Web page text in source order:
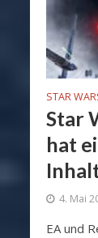
STAR
Star
hat
4. Mai
EA und